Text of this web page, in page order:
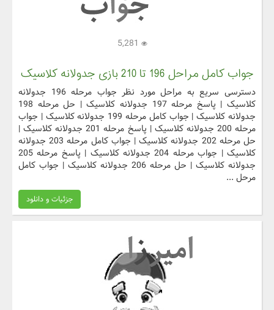
جواب کامل مراحل 196 تا 210 بازی جدولانه کلاسیک
دسترسی سریع به مراحل مورد نظر جواب مرحله 196 جدولانه
کلاسیک | پاسخ مرحله 197 جدولانه کلاسیک | حل مرحله 198
جدولانه کلاسیک | جواب کامل مرحله 199 جدولانه کلاسیک | جواب
مرحله 200 جدولانه کلاسیک | پاسخ مرحله 201 جدولانه کلاسیک |
حل مرحله 202 جدولانه کلاسیک | جواب کامل مرحله 203 جدولانه
کلاسیک | جواب مرحله 204 جدولانه کلاسیک | پاسخ مرحله 205
جدولانه کلاسیک | حل مرحله 206 جدولانه کلاسیک | جواب کامل
مرحل ...
جزئیات و دانلود